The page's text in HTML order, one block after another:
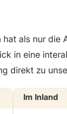
als nur die
in eine
direkt zu
Im Inland